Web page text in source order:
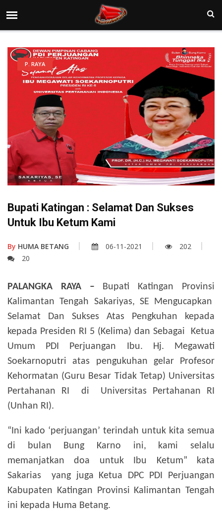
P. RAYA
Bupati Katingan : Selamat Dan Sukses
Untuk Ibu Ketum Kami
By HUMA BETANG 06-11-2021
202
20
PALANGKA RAYA –
Bupati Katingan Provinsi
Kalimantan Tengah Sakariyas, SE Mengucapkan
Selamat Dan Sukses Atas Pengkuhan kepada
kepada Presiden RI 5 (Kelima) dan Sebagai Ketua
Umum PDI Perjuangan Ibu. Hj. Megawati
Soekarnoputri atas pengukuhan gelar Profesor
Kehormatan (Guru Besar Tidak Tetap) Universitas
Pertahanan RI di Universitas Pertahanan RI
(Unhan RI).
“Ini kado ‘perjuangan’ terindah untuk kita semua
di bulan Bung Karno ini, kami selalu
memanjatkan doa untuk Ibu Ketum” kata
Sakarias yang juga Ketua DPC PDI Perjuangan
Kabupaten Katingan Provinsi Kalimantan Tengah
ini kepada Huma Betang.